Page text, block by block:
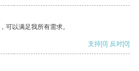
可以满足我所有需求。
支持[0] 反对[0]